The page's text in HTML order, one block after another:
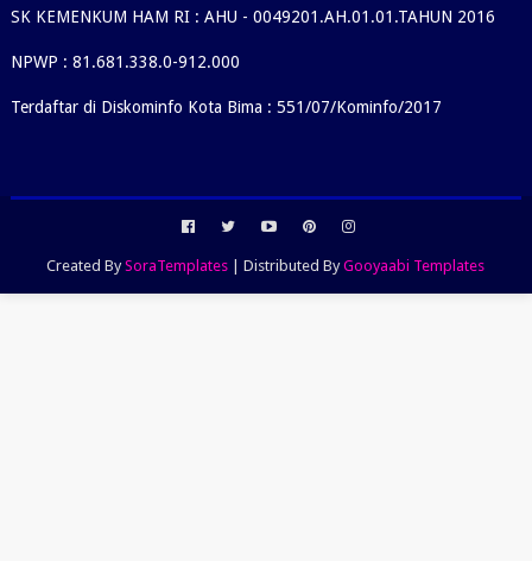
SK KEMENKUM HAM RI : AHU - 0049201.AH.01.01.TAHUN 2016
NPWP : 81.681.338.0-912.000
Terdaftar di Diskominfo Kota Bima : 551/07/Kominfo/2017
Created BySoraTemplates | Distributed ByGooyaabi Templates